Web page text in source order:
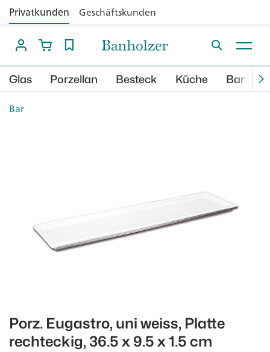
Privatkunden Geschäftskunden
Glas Porzellan Besteck Küche Bar
Bar
Porz. Eugastro, uni weiss, Platte
rechteckig, 36.5 x 9.5 x 1.5 cm